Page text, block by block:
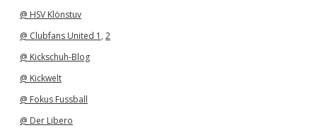
@ HSV Klönstuv
@ Clubfans United 1 , 2
@ Kickschuh-Blog
@ Kickwelt
@ Fokus Fussball
@ Der Libero